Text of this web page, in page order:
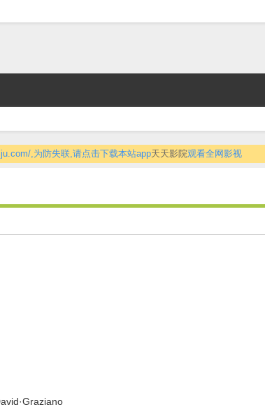
,为防失联,请点击下载本站app天天影院观看全网影视